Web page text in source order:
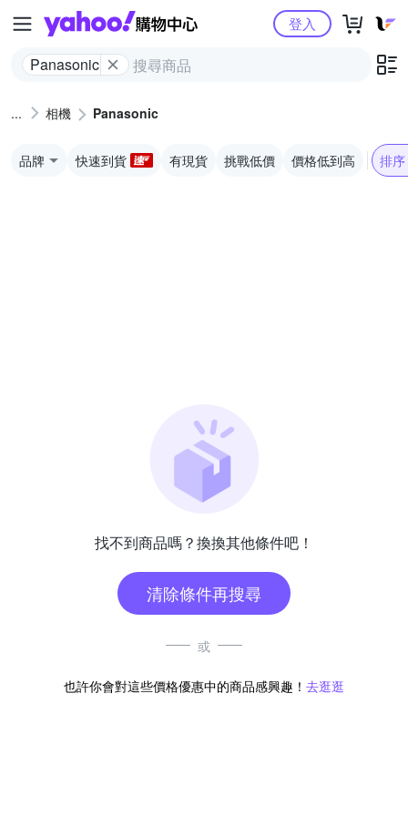
Yahoo購物中心
Panasonic
登入
相機 Panasonic
品牌 快速到貨 有現貨 挑戰低價 價格低到高 排序
找不到商品嗎？換換其他條件吧！
清除條件再搜尋
或
也許你會對這些價格優惠中的商品感興趣！ 去逛逛